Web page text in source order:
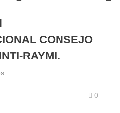
CONSEJO
RAYMI.
0